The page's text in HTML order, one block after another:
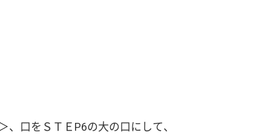
口をＳＴＥP6の大の口にして、